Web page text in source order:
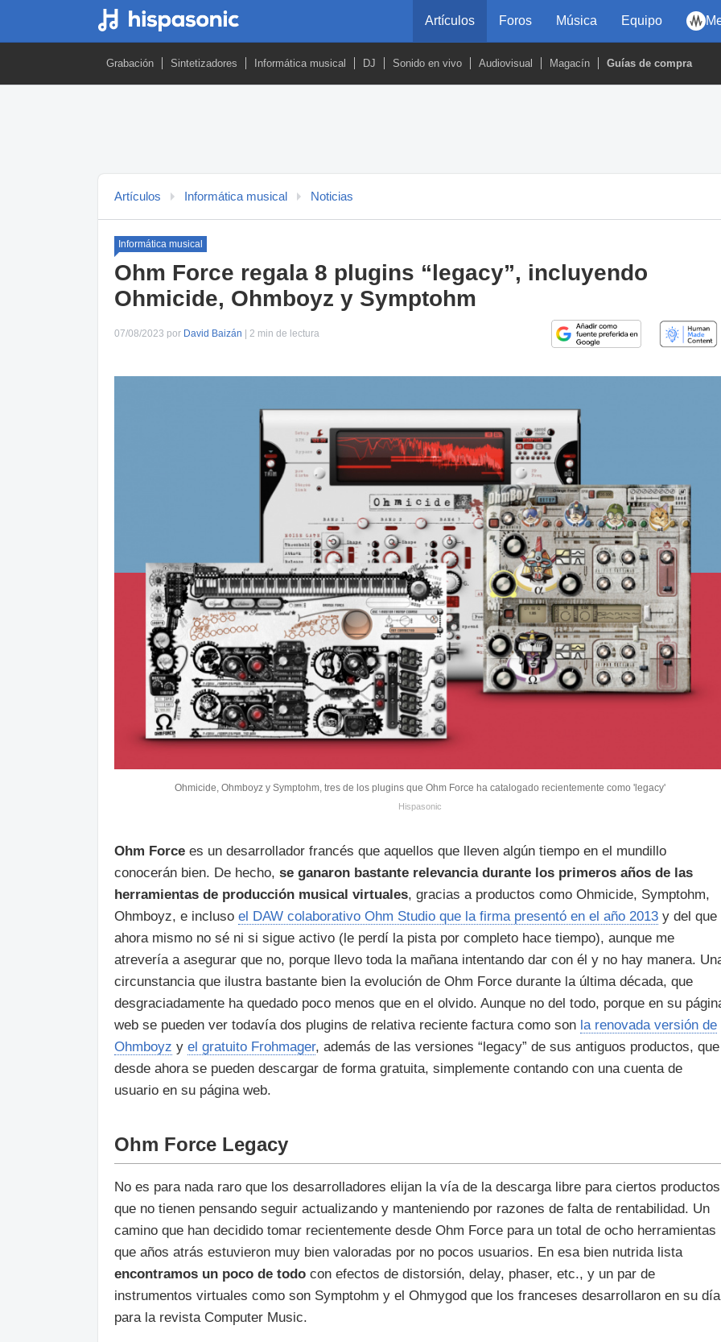
Artículos Foros Música Equipo
Grabación Sintetizadores Informática musical DJ Sonido en vivo Audiovisual Magacín Guías de compra
Artículos Informática musical Noticias
Informática musical
Ohm Force regala 8 plugins “legacy”, incluyendo
Ohmicide, Ohmboyz y Symptohm
07/08/2023 por David Baizán | 2 min de lectura
Ohmicide, Ohmboyz y Symptohm, tres de los plugins que Ohm Force ha catalogado recientemente como 'legacy'
Hispasonic
Ohm Force es un desarrollador francés que aquellos que lleven algún tiempo en el mundillo
conocerán bien. De hecho, se ganaron bastante relevancia durante los primeros años de las
herramientas de producción musical virtuales, gracias a productos como Ohmicide, Symptohm,
Ohmboyz, e incluso el DAW colaborativo Ohm Studio que la firma presentó en el año 2013 y del que
ahora mismo no sé ni si sigue activo (le perdí la pista por completo hace tiempo), aunque me
atrevería a asegurar que no, porque llevo toda la mañana intentando dar con él y no hay manera.
circunstancia que ilustra bastante bien la evolución de Ohm Force durante la última década, que
desgraciadamente ha quedado poco menos que en el olvido. Aunque no del todo, porque en su
web se pueden ver todavía dos plugins de relativa reciente factura como son la renovada versión de
Ohmboyz y el gratuito Frohmager, además de las versiones “legacy” de sus antiguos productos, que
desde ahora se pueden descargar de forma gratuita, simplemente contando con una cuenta de
usuario en su página web.
Ohm Force Legacy
No es para nada raro que los desarrolladores elijan la vía de la descarga libre para ciertos productos
que no tienen pensando seguir actualizando y manteniendo por razones de falta de rentabilidad. Un
camino que han decidido tomar recientemente desde Ohm Force para un total de ocho herramientas
que años atrás estuvieron muy bien valoradas por no pocos usuarios. En esa bien nutrida lista
encontramos un poco de todo con efectos de distorsión, delay, phaser, etc., y un par de
instrumentos virtuales como son Symptohm y el Ohmygod que los franceses desarrollaron en su día
para la revista Computer Music.